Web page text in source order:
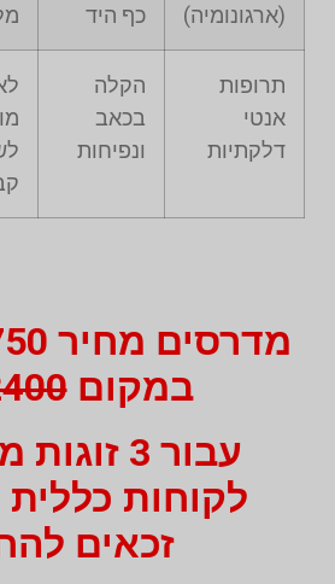
(ארגונומיה)
כף היד
תרופות
אנטי
דלקתיות
הקלה
בכאב
ונפיחות
במקום
עבור 3 זוגות מדרסים
לקוחות
זכאים